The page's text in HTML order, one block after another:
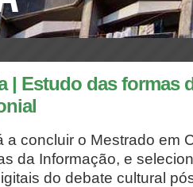
| Estudo das formas
a concluir o Mestrado em
da Informação, e
do debate cultural